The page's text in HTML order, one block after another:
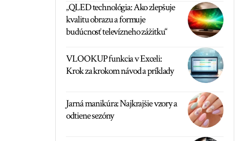
„QLED technológia: Ako zlepšuje
kvalitu obrazu a formuje
budúcnosť televízneho zážitku“
VLOOKUP funkcia v Exceli:
Krok za krokom návod a príklady
Jarná manikúra: Najkrajšie vzory a
odtiene sezóny